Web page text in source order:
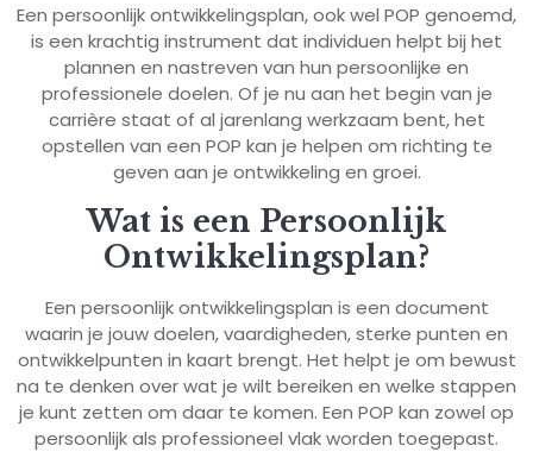
Een persoonlijk ontwikkelingsplan, ook wel POP genoemd,
is een krachtig instrument dat individuen helpt bij het
plannen en nastreven van hun persoonlijke en
professionele doelen. Of je nu aan het begin van je
carrière staat of al jarenlang werkzaam bent, het
opstellen van een POP kan je helpen om richting te
geven aan je ontwikkeling en groei.
Wat is een Persoonlijk
Ontwikkelingsplan?
Een persoonlijk ontwikkelingsplan is een document
waarin je jouw doelen, vaardigheden, sterke punten en
ontwikkelpunten in kaart brengt. Het helpt je om bewust
na te denken over wat je wilt bereiken en welke stappen
je kunt zetten om daar te komen. Een POP kan zowel op
persoonlijk als professioneel vlak worden toegepast.